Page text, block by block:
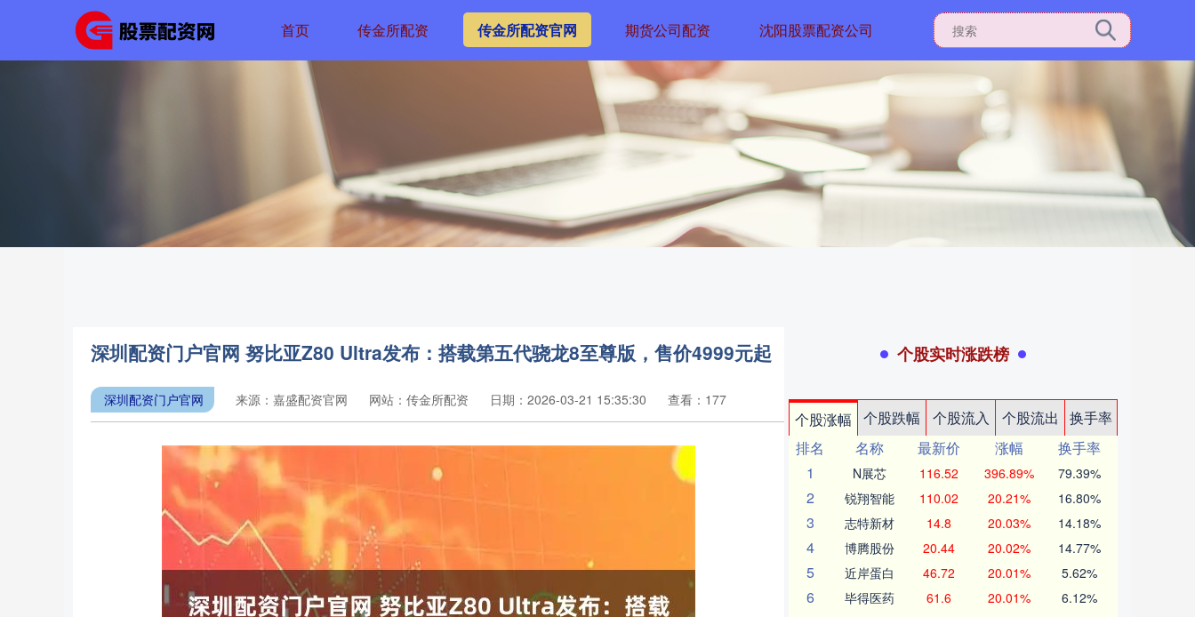
首页 传金所配资 传金所配资官网 期货公司配资 沈阳股票配资公司
深圳配资门户官网 努比亚Z80 Ultra发布：搭载第五代骁龙8至尊版，售价4999元起
深圳配资门户官网 来源：嘉盛配资官网 网站：传金所配资 日期：2026-03-21 15:35:30 查看：177
个股实时涨跌榜
个股涨幅 个股跌幅 个股流入 个股流出
换手率
排名
名称 最新价 涨幅
换手率
1
N展芯 116.52 396.89% 79.39%
2 锐翔智能 110.02 20.21% 16.80%
3 志特新材 14.8 20.03% 14.18%
4 博腾股份 20.44 20.02% 14.77%
5 近岸蛋白 46.72 20.01% 5.62%
6 毕得医药 61.6 20.01% 6.12%